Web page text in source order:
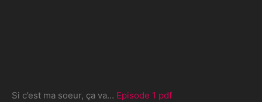
Si c’est ma soeur, ça va… Episode 1 pdf